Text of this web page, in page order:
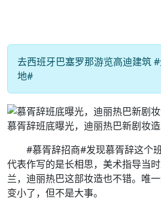
去西班牙巴塞罗那游览高迪建筑
地#
慕胥辞班底曝光，迪丽热巴新剧妆
#慕胥辞招商#发现慕胥辞这个
代表作写的是长相思，美术指导当
兰，迪丽热巴这部妆造也不错。唯
变小了，但不是大事。